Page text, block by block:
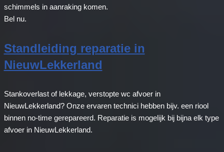
schimmels in aanraking komen.
Bel nu.
Standleiding reparatie in
NieuwLekkerland
Stankoverlast of lekkage, verstopte wc afvoer in
NieuwLekkerland? Onze ervaren technici hebben bijv. een riool
binnen no-time gerepareerd. Reparatie is mogelijk bij bijna elk type
afvoer in NieuwLekkerland.